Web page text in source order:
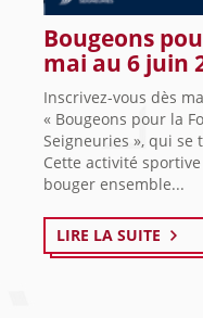
Bougeons
mai au 6 juin
Inscrivez-vous dès
« Bougeons pour la
Seigneuries », qui se
Cette activité
bouger ensemble...
LIRE LA SUITE